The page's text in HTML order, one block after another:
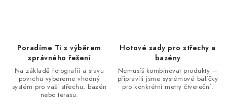
Poradíme Ti s výběrem
správného řešení
Na základě fotografií a stavu
povrchu vybereme vhodný
systém pro vaši střechu, bazén
nebo terasu.
Hotové sady pro střechy a
bazény
Nemusíš kombinovat produkty –
připravili jsme systémové balíčky
pro konkrétní metry čtvereční.